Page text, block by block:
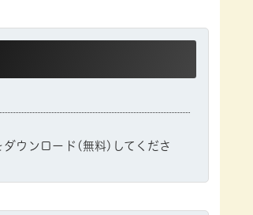
ダウンロード(無料)してくださ